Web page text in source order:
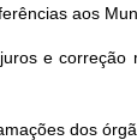
aos
e
dos